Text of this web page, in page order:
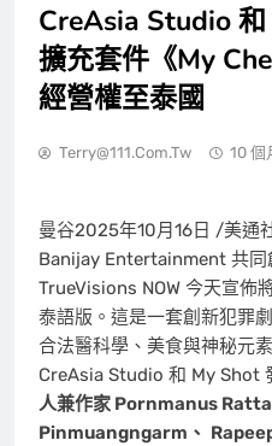
CreAsia Studio
擴充套件《My
經營權至泰國
Terry@111.com.tw 10 個
曼谷2025年10月16日 /美通
Banijay Entertainment 共同
TrueVisions NOW 今天宣佈
泰語版。這是一套創新犯罪
合法醫科學、美食與神秘元
CreAsia Studio 和 My Shot
人兼作家 Pornmanus
Pinmuangngarm、